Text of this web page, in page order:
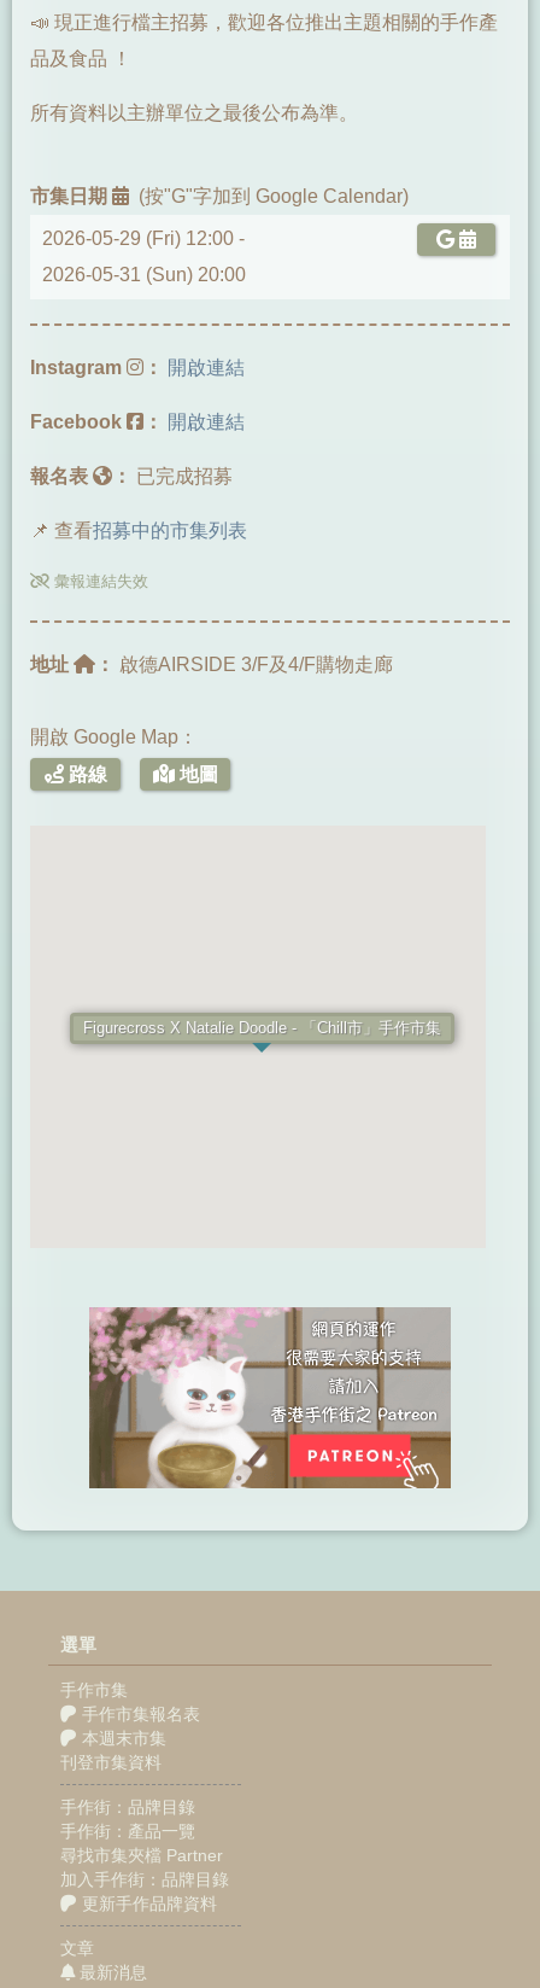
📣 現正進行檔主招募，歡迎各位推出主題相關的手作產
品及食品 ！
所有資料以主辦單位之最後公布為準。
市集日期 (按"G"字加到 Google Calendar)
2026-05-29 (Fri) 12:00 -
2026-05-31 (Sun) 20:00
Instagram ： 開啟連結
Facebook ： 開啟連結
報名表 ： 已完成招募
📌 查看招募中的市集列表
彙報連結失效
地址 ： 啟德AIRSIDE 3/F及4/F購物走廊
開啟 Google Map：
路線
地圖
Figurecross X Natalie Doodle - 「Chill市」手作市集
選單
手作市集
手作市集報名表
本週末市集
刊登市集資料
手作街：品牌目錄
手作街：產品一覽
尋找市集夾檔 Partner
加入手作街：品牌目錄
更新手作品牌資料
文章
最新消息